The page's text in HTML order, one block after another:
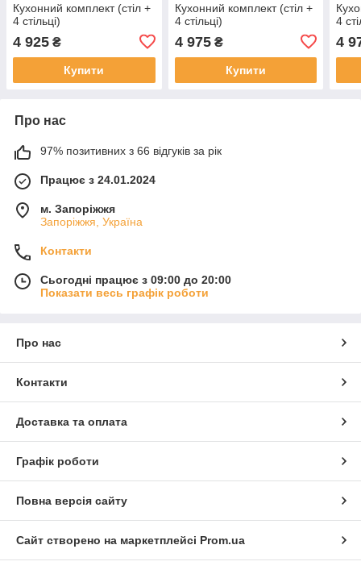
Кухонний комплект (стіл +
4 стільці)
4 925 ₴
Купити
Кухонний комплект (стіл +
4 стільці)
4 975₴
Купити
4
4
Про нас
97% позитивних з 66 відгуків за рік
Працює з 24.01.2024
м. Запоріжжя
Запоріжжя, Україна
Контакти
Сьогодні працює з 09:00 до 20:00
Показати весь графік роботи
Про нас
Контакти
Доставка та оплата
Графік роботи
Повна версія сайту
Сайт створено на маркетплейсі Prom.ua